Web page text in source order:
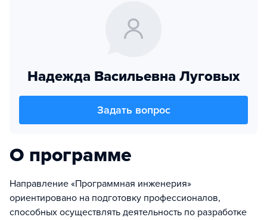
Надежда Васильевна Луговых
Задать вопрос
О программе
Направление «Программная инженерия»
ориентировано на подготовку профессионалов,
способных осуществлять деятельность по разработке